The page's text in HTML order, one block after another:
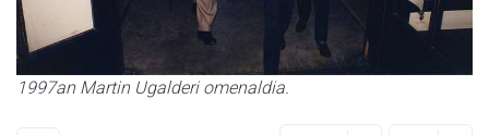
1997an Martin Ugalderi omenaldia.